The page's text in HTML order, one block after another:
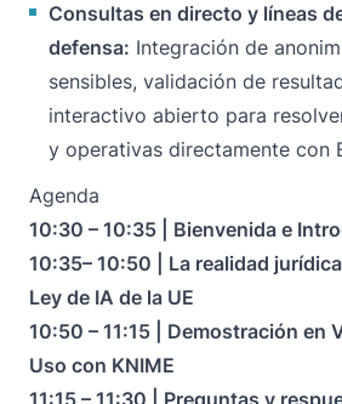
Consultas en directo y líneas
defensa: Integración de
sensibles, validación de
interactivo abierto para
y operativas directamente con
Agenda
10:30 – 10:35 | Bienvenida e
10:35– 10:50 |
La realidad
Ley de IA de la UE
10:50 – 11:15 |
Demostración en
Uso con KNIME
11:15 – 11:30 |
Preguntas y